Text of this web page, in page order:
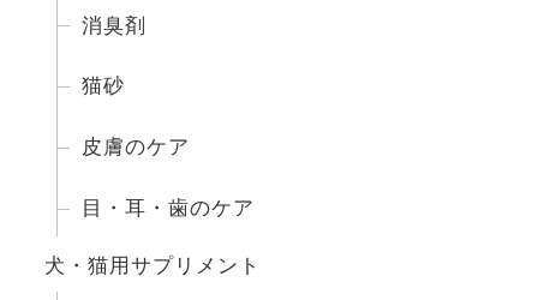
消臭剤
猫砂
皮膚のケア
目・耳・歯のケア
犬・猫用サプリメント